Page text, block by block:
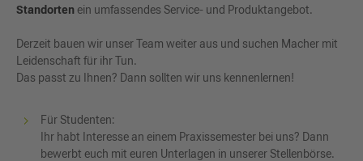
Standorten ein umfassendes Service- und Produktangebot.
Derzeit bauen wir unser Team weiter aus und suchen Macher mit
Leidenschaft für ihr Tun.
Das passt zu Ihnen? Dann sollten wir uns kennenlernen!
Für Studenten:
Ihr habt Interesse an einem Praxissemester bei uns? Dann
bewerbt euch mit euren Unterlagen in unserer Stellenbörse.